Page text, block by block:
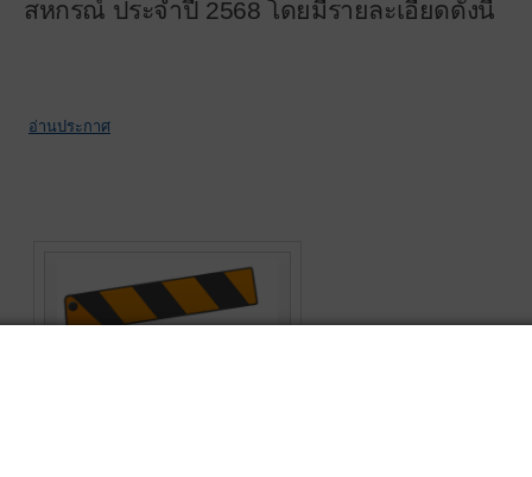
สหกรณ์ ประจำปี 2568 โดยมีรายละเอียดดังนี้
อ่านประกาศ